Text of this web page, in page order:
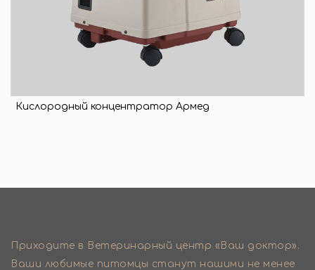
Кислородный концентратор Армед
Приходите в Ветеринарный центр «Ваш доктор».
Ваши любимые питомцы станут нашими не менее